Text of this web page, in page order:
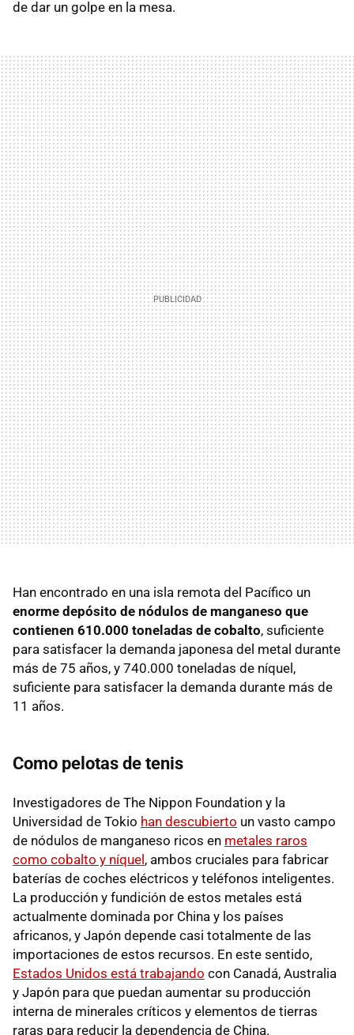
de dar un golpe en la mesa.
Han encontrado en una isla remota del Pacífico un
enorme depósito de nódulos de manganeso que
contienen 610.000 toneladas de cobalto, suficiente
para satisfacer la demanda japonesa del metal durante
más de 75 años, y 740.000 toneladas de níquel,
suficiente para satisfacer la demanda durante más de
11 años.
Como pelotas de tenis
Investigadores de The Nippon Foundation y la
Universidad de Tokio han descubierto un vasto campo
de nódulos de manganeso ricos en metales raros
como cobalto y níquel , ambos cruciales para fabricar
baterías de coches eléctricos y teléfonos inteligentes.
La producción y fundición de estos metales está
actualmente dominada por China y los países
africanos, y Japón depende casi totalmente de las
importaciones de estos recursos. En este sentido,
Estados Unidos está trabajando con Canadá, Australia
y Japón para que puedan aumentar su producción
interna de minerales críticos y elementos de tierras
raras para reducir la dependencia de China.